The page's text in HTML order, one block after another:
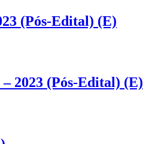
(Pós-Edital) (E)
2023 (Pós-Edital) (E)